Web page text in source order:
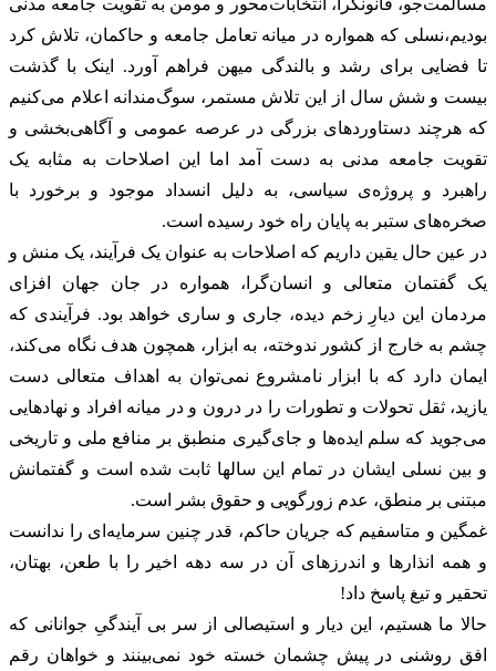
بودیم،نسلی که همواره در میانه تعامل جامعه و حاکمان، تلاش کرد
تا فضایی برای رشد و بالندگی میهن فراهم آورد. اینک با گذشت
بیست و شش سال از این تلاش مستمر، سوگ‌مندانه اعلام می‌کنیم
که هرچند دستاوردهای بزرگی در عرصه عمومی و آگاهی‌بخشی و
تقویت جامعه مدنی به دست آمد اما این اصلاحات به مثابه یک
راهبرد و پروژه‌ی سیاسی، به دلیل انسداد موجود و برخورد با
صخره‌های ستبر به پایان راه خود رسیده است.
در عین حال یقین داریم که اصلاحات به عنوان یک فرآیند، یک منش و
یک گفتمان متعالی و انسان‌گرا، همواره در جان جهان افزای
مردمان این دیارِ زخم دیده، جاری و ساری خواهد بود. فرآیندی که
چشم به خارج از کشور ندوخته، به ابزار، همچون هدف نگاه می‌کند،
ایمان دارد که با ابزار نامشروع نمی‌توان به اهداف متعالی دست
یازید، ثقل تحولات و تطورات را در درون و در میانه افراد و نهادهایی
می‌جوید که سلم ایده‌ها و جای‌گیری منطبق بر منافع ملی و تاریخی
و بین نسلی ایشان در تمام این سالها ثابت شده است و گفتمانش
مبتنی بر منطق، عدم زورگویی و حقوق بشر است.
‏‎غمگین و متاسفیم که جریان حاکم، قدر چنین سرمایه‌ای را ندانست
و همه انذارها و اندرزهای آن در سه دهه اخیر را با طعن، بهتان،
تحقیر و تیغ پاسخ داد!
‏‎حالا ما هستیم، این دیار و استیصالی از سر بی آیندگیِ جوانانی که
افق روشنی در پیش چشمان خسته خود نمی‌بینند و خواهان رقم